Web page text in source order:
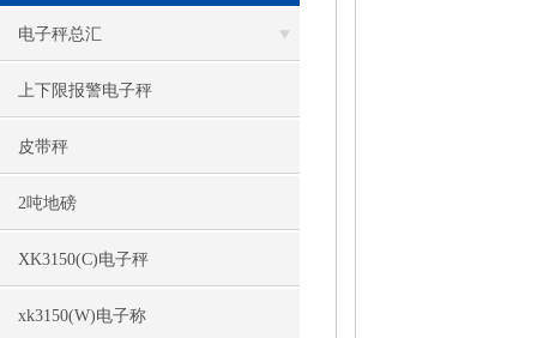
电子秤总汇
上下限报警电子秤
皮带秤
2吨地磅
XK3150(C)电子秤
xk3150(W)电子称